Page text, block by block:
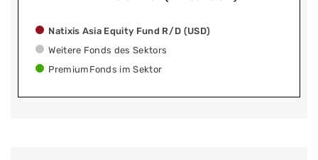
Natixis Asia Equity Fund R/D (USD)
Weitere Fonds des Sektors
PremiumFonds im Sektor